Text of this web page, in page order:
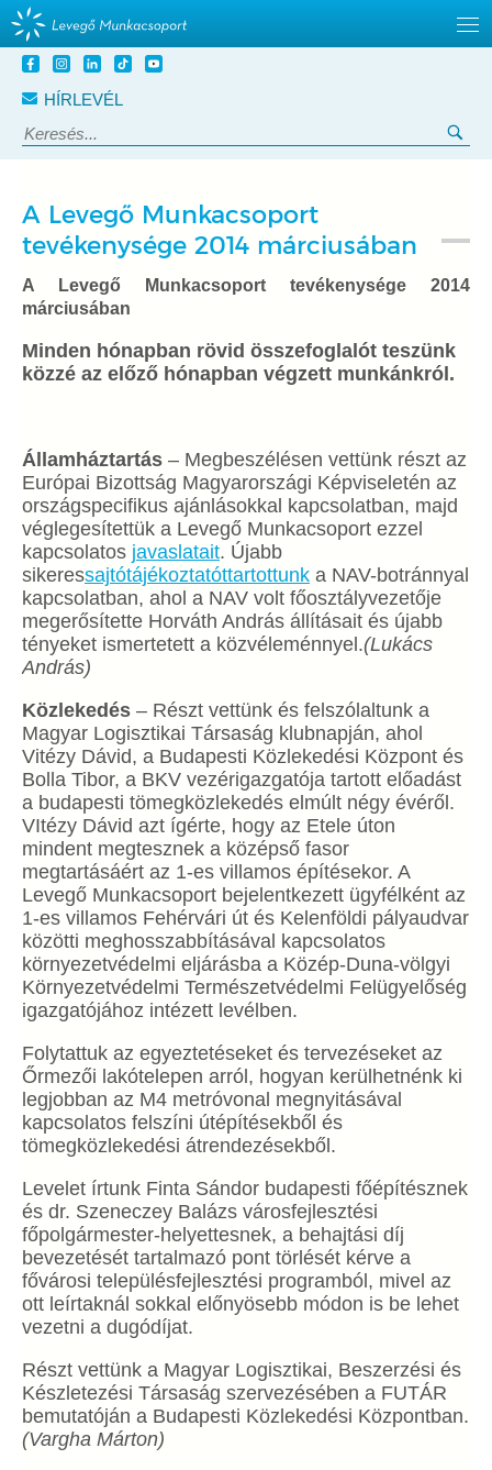
Tovább
tartalomra
HÍRLEVÉL
Keresés:
A Levegő Munkacsoport
tevékenysége 2014 márciusában
A Levegő Munkacsoport tevékenysége 2014
márciusában
Minden hónapban rövid összefoglalót teszünk
közzé az előző hónapban végzett munkánkról.
Államháztartás – Megbeszélésen vettünk részt az
Európai Bizottság Magyarországi Képviseletén az
országspecifikus ajánlásokkal kapcsolatban, majd
véglegesítettük a Levegő Munkacsoport ezzel
kapcsolatos javaslatait. Újabb
sikeressajtótájékoztatóttartottunk a NAV-botránnyal
kapcsolatban, ahol a NAV volt főosztályvezetője
megerősítette Horváth András állításait és újabb
tényeket ismertetett a közvéleménnyel.(Lukács
András)
Közlekedés – Részt vettünk és felszólaltunk a
Magyar Logisztikai Társaság klubnapján, ahol
Vitézy Dávid, a Budapesti Közlekedési Központ és
Bolla Tibor, a BKV vezérigazgatója tartott előadást
a budapesti tömegközlekedés elmúlt négy évéről.
VItézy Dávid azt ígérte, hogy az Etele úton
mindent megtesznek a középső fasor
megtartásáért az 1-es villamos építésekor. A
Levegő Munkacsoport bejelentkezett ügyfélként az
1-es villamos Fehérvári út és Kelenföldi pályaudvar
közötti meghosszabbításával kapcsolatos
környezetvédelmi eljárásba a Közép-Duna-völgyi
Környezetvédelmi Természetvédelmi Felügyelőség
igazgatójához intézett levélben.
Folytattuk az egyeztetéseket és tervezéseket az
Őrmezői lakótelepen arról, hogyan kerülhetnénk ki
legjobban az M4 metróvonal megnyitásával
kapcsolatos felszíni útépítésekből és
tömegközlekedési átrendezésekből.
Levelet írtunk Finta Sándor budapesti főépítésznek
és dr. Szeneczey Balázs városfejlesztési
főpolgármester-helyettesnek, a behajtási díj
bevezetését tartalmazó pont törlését kérve a
fővárosi településfejlesztési programból, mivel az
ott leírtaknál sokkal előnyösebb módon is be lehet
vezetni a dugódíjat.
Részt vettünk a Magyar Logisztikai, Beszerzési és
Készletezési Társaság szervezésében a FUTÁR
bemutatóján a Budapesti Közlekedési Központban.
(Vargha Márton)